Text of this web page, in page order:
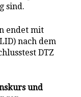
sind.
endet mit
nach dem
DTZ
und